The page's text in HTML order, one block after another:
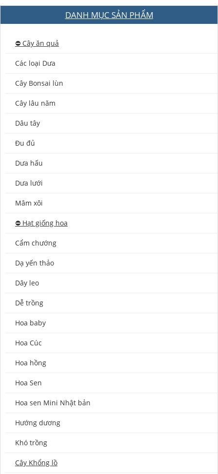
DANH MỤC SẢN PHẨM
⛔️ Cây ăn quả
Các loại Dưa
Cây Bonsai lùn
Cây lâu năm
Dâu tây
Đu đủ
Dưa hấu
Dưa lưới
Mâm xôi
⛔️ Hạt giống hoa
Cẩm chướng
Dạ yến thảo
Dây leo
Dễ trồng
Hoa baby
Hoa Cúc
Hoa hồng
Hoa Sen
Hoa sen Mini Nhật bản
Hướng dương
Khó trồng
Cây Khổng lồ